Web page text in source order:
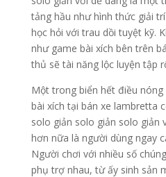
tảng hầu như hình thức giải
học hỏi với trau dồi tuyệt kỹ.
như game bài xích bên trên
thủ sẽ tài năng lộc luyện tập
Một trong biển hết điều
bài xích tại bán xe lambretta
solo giản solo giản solo giản
hơn nữa là người dùng ngay
Người chơi với nhiều số
phụ trợ nhau, từ ấy sinh sản